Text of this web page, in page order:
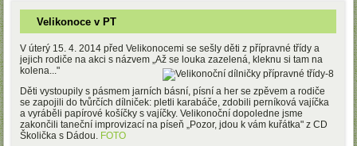
Velikonoce v PT
V úterý 15. 4. 2014 před Velikonocemi se sešly děti z přípravné třídy a
jejich rodiče na akci s názvem „Až se louka zazelená, kleknu si tam na
kolena..."
Děti vystoupily s pásmem jarních básní, písní a her se zpěvem a rodiče
se zapojili do tvůrčích dílniček: pletli karabáče, zdobili perníková vajíčka
a vyráběli papírové košíčky s vajíčky. Velikonoční dopoledne jsme
zakončili taneční improvizací na píseň „Pozor, jdou k vám kuřátka" z CD
Školička s Dádou. FOTO